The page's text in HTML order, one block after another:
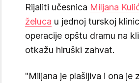
Rijaliti učesnica Miljana
želuca u jednoj turskoj
operacije opštu dramu na
otkažu hiruški zahvat.
"Miljana je plašljiva i ona je